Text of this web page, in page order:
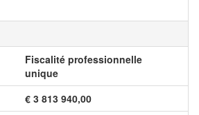
Fiscalité professionnelle
unique
€ 3 813 940,00